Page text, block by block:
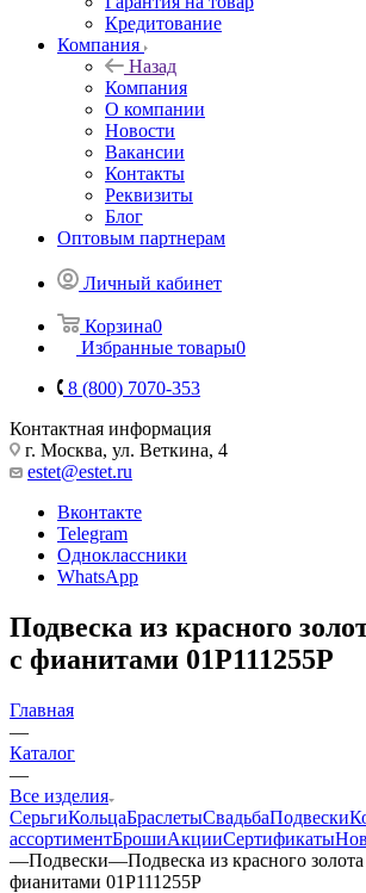
Кредитование
Компания
Назад
Компания
О компании
Новости
Вакансии
Контакты
Реквизиты
Блог
Оптовым партнерам
Личный кабинет
Корзина0
Избранные товары0
8 (800) 7070-353
Контактная информация
г. Москва, ул. Веткина, 4
estet@estet.ru
Вконтакте
Telegram
Одноклассники
WhatsApp
Подвеска из красного
с фианитами 01Р111255Р
Главная
—
Каталог
—
Все изделия
СерьгиКольцаБраслетыСвадьбаПодвески
ассортиментБрошиАкцииСертификаты
—Подвески—Подвеска из красного
фианитами 01Р111255Р